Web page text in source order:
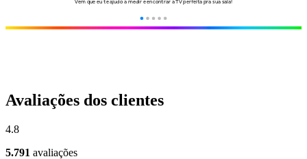
Avaliações dos clientes
4.8
5.791 avaliações